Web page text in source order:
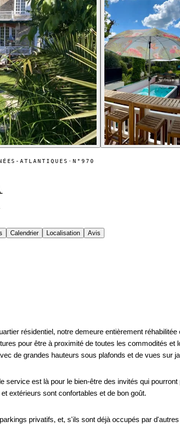
ATLANTIQUES ·N°970
Calendrier Localisation Avis
résidentiel, notre demeure entièrement
pour être à proximité de toutes les commodités
de grandes hauteurs sous plafonds et de vues sur
service est là pour le bien-être des invités qui
Les espaces partagés intérieurs et extérieurs sont confortables et de bon goût.
privatifs, et, s'ils sont déjà occupés par